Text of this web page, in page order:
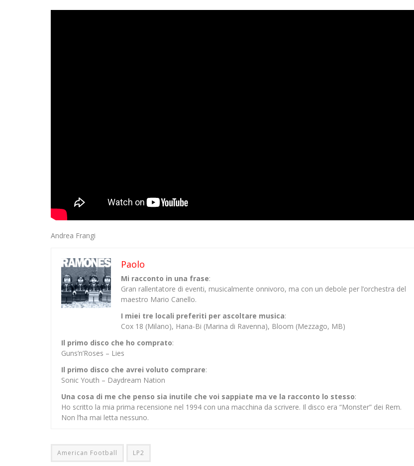
Andrea Frangi
Paolo
Mi racconto in una frase:
Gran rallentatore di eventi, musicalmente onnivoro, ma con un debole per l’orchestra del
maestro Mario Canello.
I miei tre locali preferiti per ascoltare musica:
Cox 18 (Milano), Hana-Bi (Marina di Ravenna), Bloom (Mezzago, MB)
Il primo disco che ho comprato:
Guns’n’Roses – Lies
Il primo disco che avrei voluto comprare:
Sonic Youth – Daydream Nation
Una cosa di me che penso sia inutile che voi sappiate ma ve la racconto lo stesso:
Ho scritto la mia prima recensione nel 1994 con una macchina da scrivere. Il disco era “Monster” dei Rem.
Non l’ha mai letta nessuno.
American Football LP2